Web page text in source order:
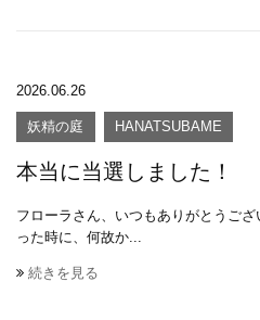
2026.06.26
妖精の庭 HANATSUBAME
本当に当選しました！
フローラさん、いつもありがとうご
った時に、何故か...
続きを見る